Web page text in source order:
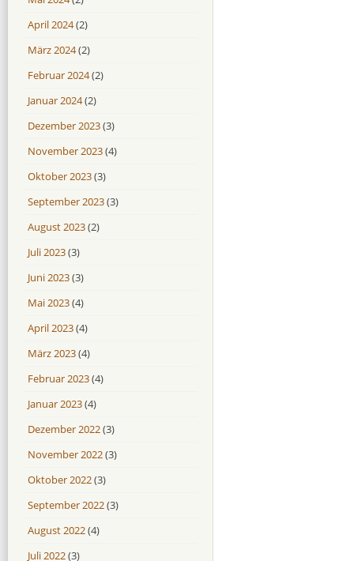
April 2024(2)
März 2024(2)
Februar 2024(2)
Januar 2024(2)
Dezember 2023(3)
November 2023(4)
Oktober 2023(3)
September 2023(3)
August 2023(2)
Juli 2023(3)
Juni 2023(3)
Mai 2023(4)
April 2023(4)
März 2023(4)
Februar 2023(4)
Januar 2023(4)
Dezember 2022(3)
November 2022(3)
Oktober 2022(3)
September 2022(3)
August 2022(4)
Juli 2022(3)